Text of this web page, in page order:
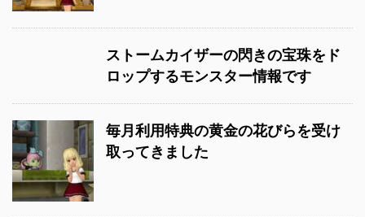
ストームカイザーの閃きの宝珠をド
ロップするモンスター情報です
毎月利用特典の黄金の花びらを受け
取ってきました